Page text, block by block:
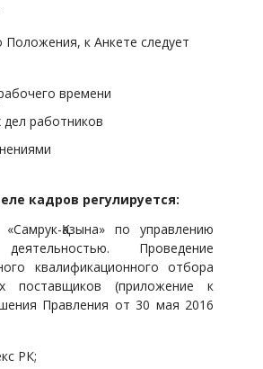
к Анкете следует
времени
дел работников
кадров регулируется:
Қазына» по управлению
Проведение
квалификационного отбора
поставщиков (приложение к
Правления от 30 мая 2016
РК;